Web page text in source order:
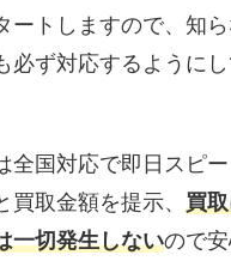
ートしますので、知
必ず対応するように
全国対応で即日スピ
取金額を提示、 買
一切発生しないので